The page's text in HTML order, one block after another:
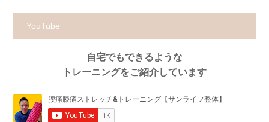
YouTube
自宅でもできるような
トレーニングをご紹介しています